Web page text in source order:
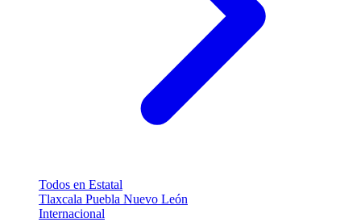
Todos en Estatal
Tlaxcala Puebla Nuevo León
Internacional